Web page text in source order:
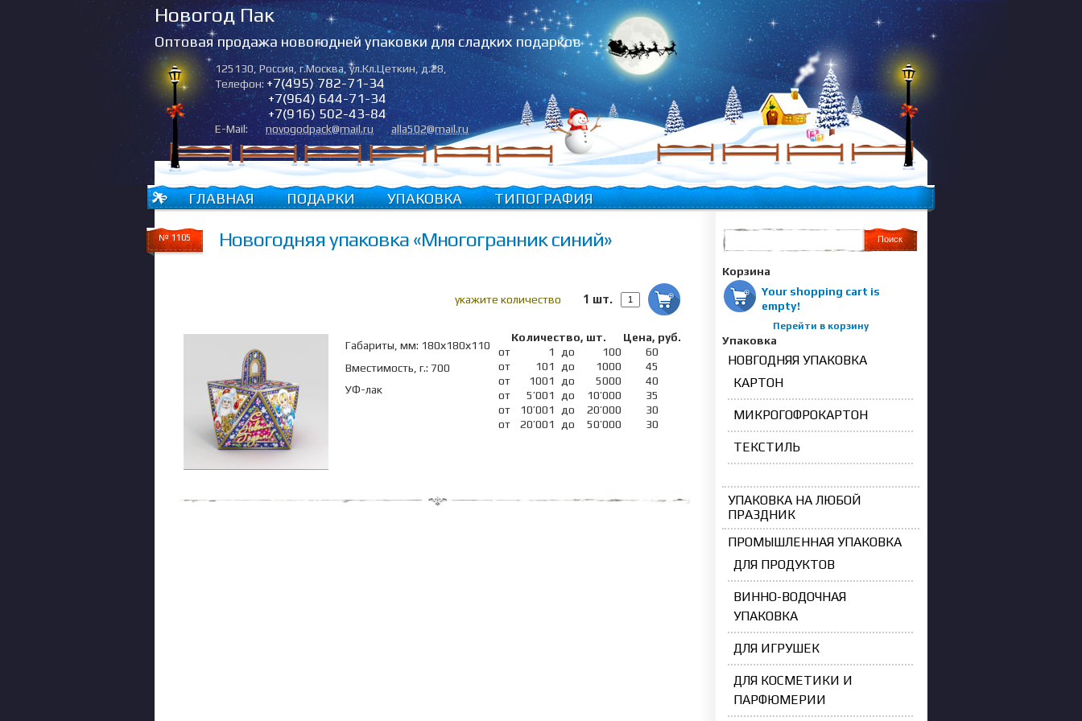
Новогод Пак
Оптовая продажа новогодней упаковки для сладких подарков
125130,Россия,г.Москва,ул.Кл.Цеткин, д.28
Телефон: +7(495) 782-71-34
+7(964) 644-71-34
+7(916) 502-43-84
E-Mail: novogodpack@mail.ru alla502@mail.ru
ГЛАВНАЯ ПОДАРКИ УПАКОВКА ТИПОГРАФИЯ
№ 1105 Новогодняя упаковка «Многогранник синий»
укажите количество 1 шт.
Габариты, мм: 180х180х110
Вместимость, г.: 700
УФ-лак
Количество, шт.
Цена, руб.
от
1 до 100
60
от
101 до 1000
45
от
1001 до 5000
40
от
5’001 до 10’000
35
от
10’001 до 20’000
30
от
20’001 до 50’000 30
Корзина
Your shopping cart is
empty!
Перейти в корзину
Упаковка
НОВГОДНЯЯ УПАКОВКА
КАРТОН
МИКРОГОФРОКАРТОН
ТЕКСТИЛЬ
УПАКОВКА НА ЛЮБОЙ
ПРАЗДНИК
ПРОМЫШЛЕННАЯ УПАКОВКА
ДЛЯ ПРОДУКТОВ
ВИННО-ВОДОЧНАЯ
УПАКОВКА
ДЛЯ ИГРУШЕК
ДЛЯ КОСМЕТИКИ И
ПАРФЮМЕРИИ